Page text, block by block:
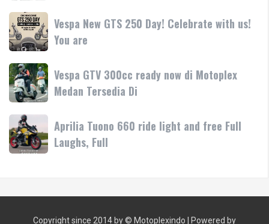
test
ride
atau
bawa
Vespa
Primavera
Get
yours
today
or
test
Vespa
New
GTS
250
Day!
Celebrate
with
us!
You
are
Vespa New GTS 250 Day! Celebrate with us!
You are
Vespa
GTV
300cc
ready
now
di
Motoplex
Di
Vespa GTV 300cc ready now di Motoplex
Medan Tersedia Di
Aprilia
Tuono
660
Aprilia Tuono 660 ride light and free Full
Laughs, Full
Copyright since 2014 by © Motoplexindo | Powered by